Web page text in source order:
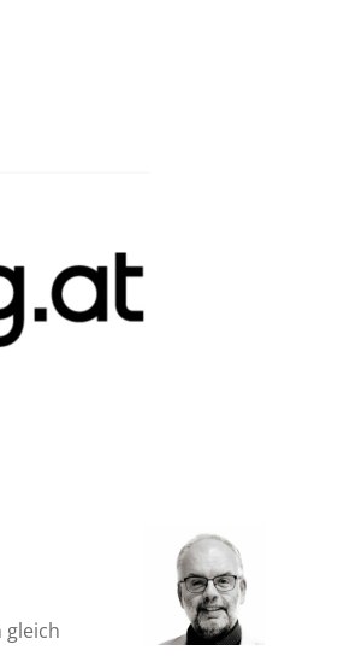
Sidebar